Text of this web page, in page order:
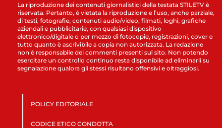
La riproduzione dei contenuti giornalistici della testata STILETV è
riservata. Pertanto, è vietata la riproduzione e l’uso, anche parziale,
di testi, fotografie, contenuti audio/video, filmati, loghi, grafiche
aziendali e pubblicitarie, con qualsiasi dispositivo
elettronico/digitale o per mezzo di fotocopie, registrazioni, cover e
tutto quanto è ascrivibile a copia non autorizzata. La redazione
non è responsabile dei commenti presenti sul sito. Non potendo
esercitare un controllo continuo resta disponibile ad eliminarli su
segnalazione qualora gli stessi risultano offensivi e oltraggiosi.
POLICY EDITORIALE
CODICE ETICO CONDOTTA